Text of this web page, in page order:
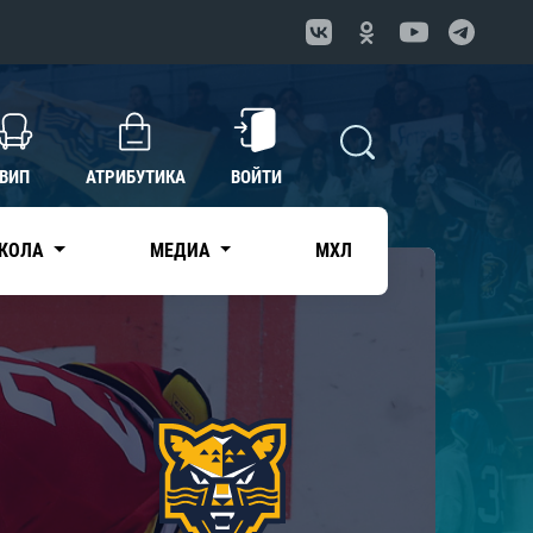
ВИП АТРИБУТИКА ВОЙТИ
МЕДИА МХЛ